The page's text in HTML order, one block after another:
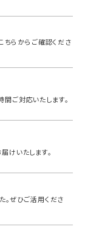
ちらからご確認くださ
間ご対応いたします。
けいたします。
。ぜひご活用くださ